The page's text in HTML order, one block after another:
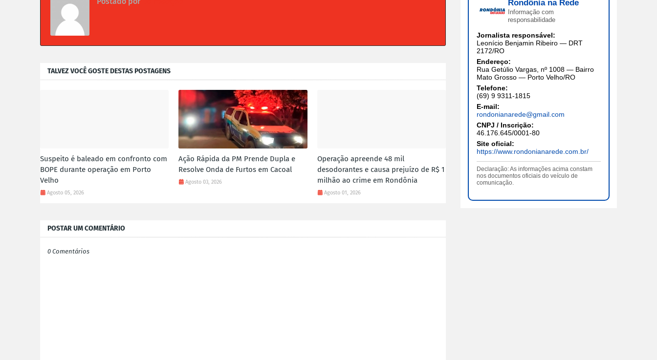
TALVEZ VOCÊ GOSTE DESTAS POSTAGENS
Suspeito é baleado em confronto com
BOPE durante operação em Porto
Velho
Agosto 05, 2026
Ação Rápida da PM Prende Dupla e
Resolve Onda de Furtos em Cacoal
Agosto 03, 2026
Operação apreende 48 mil
desodorantes e causa prejuízo de R$ 1
milhão ao crime em Rondônia
Agosto 01, 2026
POSTAR UM COMENTÁRIO
0 Comentários
Rondônia na Rede
Informação com
responsabilidade
Jornalista responsável:
Leonício Benjamin Ribeiro — DRT
2172/RO
Endereço:
Rua Getúlio Vargas, nº 1008 — Bairro
Mato Grosso — Porto Velho/RO
Telefone:
(69) 9 9311-1815
E-mail:
rondonianarede@gmail.com
CNPJ / Inscrição:
46.176.645/0001-80
Site oficial:
https://www.rondonianarede.com.br/
Declaração: As informações acima constam
nos documentos oficiais do veículo de
comunicação.